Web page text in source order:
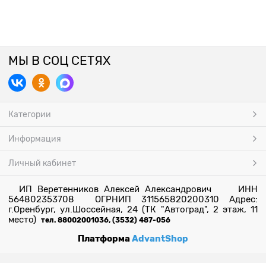
МЫ В СОЦ СЕТЯХ
Категории
Информация
Личный кабинет
ИП Веретенников Алексей Александрович ИНН
564802353708 ОГРНИП 311565820200310 Адрес:
г.Оренбург, ул.Шоссейная, 24 (ТК "Автоград", 2 этаж, 11
место) тел. 88002001036, (3532) 487-056
ПлатформаAdvantShop